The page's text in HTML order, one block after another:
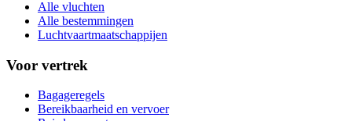
Alle vluchten
Alle bestemmingen
Luchtvaartmaatschappijen
Voor vertrek
Bagageregels
Bereikbaarheid en vervoer